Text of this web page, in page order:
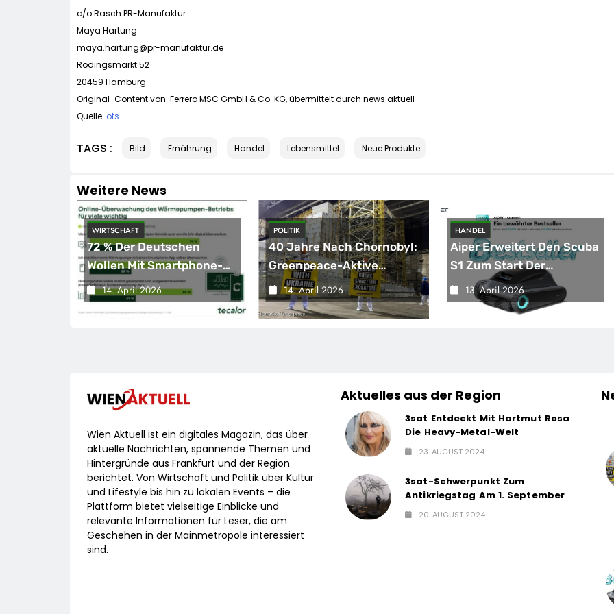
c/o Rasch PR-Manufaktur
Maya Hartung
maya.hartung@pr-manufaktur.de
Rödingsmarkt 52
20459 Hamburg
Original-Content von: Ferrero MSC GmbH & Co. KG, übermittelt durch news aktuell
Quelle: ots
TAGS : Bild Ernährung Handel Lebensmittel Neue Produkte
Weitere News
WIRTSCHAFT
72 % Der Deutschen
Wollen Mit Smartphone-
App Die Heizung
Überwachen
14. April 2026
POLITIK
40 Jahre Nach Chornobyl:
Greenpeace-Aktive
Protestieren Für
Unterstützung Bei
Wiederaufbau Der
Drohnenangriffs
14. April 2026
HANDEL
Aiper Erweitert Den Scuba
S1 Zum Start Der
Poolsaison Um Neue
Funktionen / Das
13. April 2026
Wien Aktuell ist ein digitales Magazin, das über
aktuelle Nachrichten, spannende Themen und
Hintergründe aus Frankfurt und der Region
berichtet. Von Wirtschaft und Politik über Kultur
und Lifestyle bis hin zu lokalen Events – die
Plattform bietet vielseitige Einblicke und
relevante Informationen für Leser, die am
Geschehen in der Mainmetropole interessiert
sind.
Aktuelles aus der Region
3sat Entdeckt Mit Hartmut Rosa
Die Heavy-Metal-Welt
23. AUGUST 2024
3sat-Schwerpunkt Zum
Antikriegstag Am 1. September
20. AUGUST 2024